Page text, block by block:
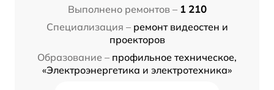
Выполнено ремонтов – 1 210
Специализация – ремонт видеостен и
проекторов
Образование – профильное техническое,
«Электроэнергетика и электротехника»